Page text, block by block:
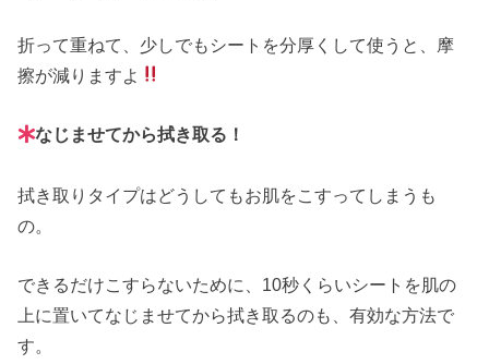
折って重ねて、少しでもシートを分厚くして使うと、摩
擦が減りますよ
なじませてから拭き取る！
拭き取りタイプはどうしてもお肌をこすってしまうも
の。
できるだけこすらないために、10秒くらいシートを肌の
上に置いてなじませてから拭き取るのも、有効な方法で
す。